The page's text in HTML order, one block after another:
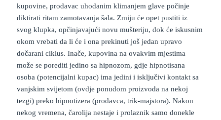
kupovine, prodavac uhodanim klimanjem glave počinje
diktirati ritam zamotavanja šala. Zmiju će opet pustiti iz
svog klupka, opčinjavajući novu mušteriju, dok će iskusnim
okom vrebati da li će i ona prekinuti još jedan upravo
dočarani ciklus. Inače, kupovina na ovakvim mjestima
može se porediti jedino sa hipnozom, gdje hipnotisana
osoba (potencijalni kupac) ima jedini i isključivi kontakt sa
vanjskim svijetom (ovdje ponudom proizvoda na nekoj
tezgi) preko hipnotizera (prodavca, trik-majstora). Nakon
nekog vremena, čarolija nestaje i prolaznik samo donekle